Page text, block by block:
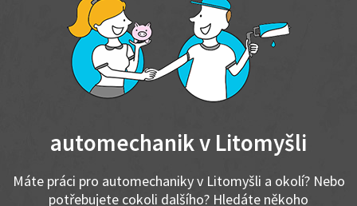
automechanik v Litomyšli
Máte práci pro automechaniky v Litomyšli a okolí? Nebo
potřebujete cokoli dalšího? Hledáte někoho